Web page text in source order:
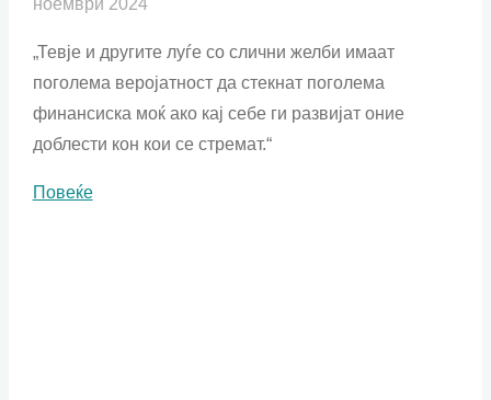
ноември 2024
„Тевје и другите луѓе со слични желби имаат
поголема веројатност да стекнат поголема
финансиска моќ ако кај себе ги развијат оние
доблести кон кои се стремат.“
Повеќе"Да